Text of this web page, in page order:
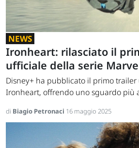
NEWS
Ironheart: rilasciato il
ufficiale della serie
Disney+ ha pubblicato il primo
Ironheart, offrendo uno sguardo più
di Biagio Petronaci 16 maggio 2025